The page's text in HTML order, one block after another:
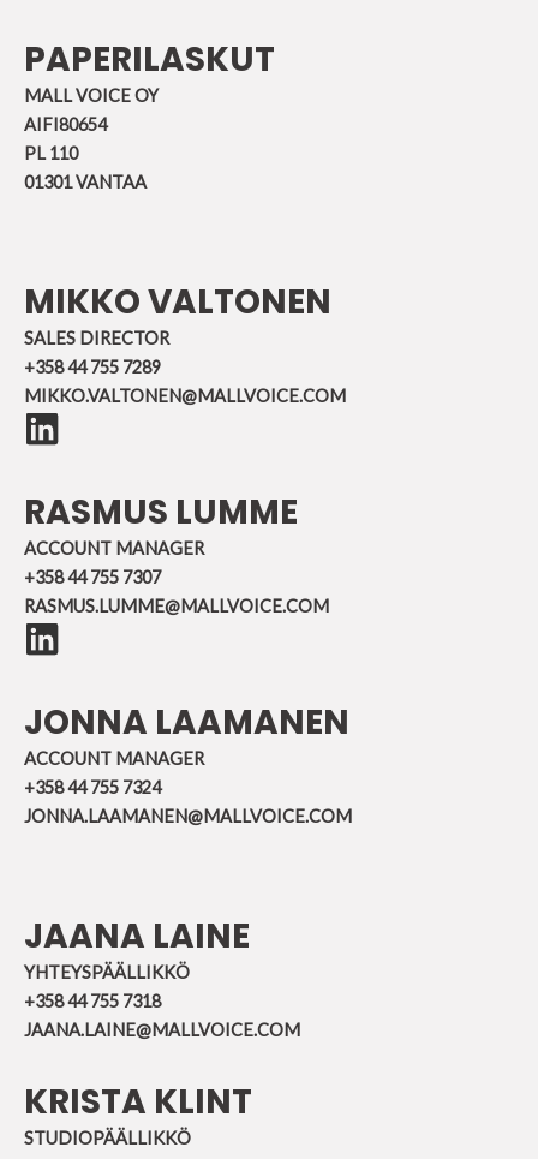
PAPERILASKUT
MALL VOICE OY
AIFI80654
PL 110
01301 VANTAA
MIKKO VALTONEN
SALES DIRECTOR
+358 44 755 7289
MIKKO.VALTONEN@MALLVOICE.COM
RASMUS LUMME
ACCOUNT MANAGER
+358 44 755 7307
RASMUS.LUMME@MALLVOICE.COM
JONNA LAAMANEN
ACCOUNT MANAGER
+358 44 755 7324
JONNA.LAAMANEN@MALLVOICE.COM
JAANA LAINE
YHTEYSPÄÄLLIKKÖ
+358 44 755 7318
JAANA.LAINE@MALLVOICE.COM
KRISTA KLINT
STUDIOPÄÄLLIKKÖ